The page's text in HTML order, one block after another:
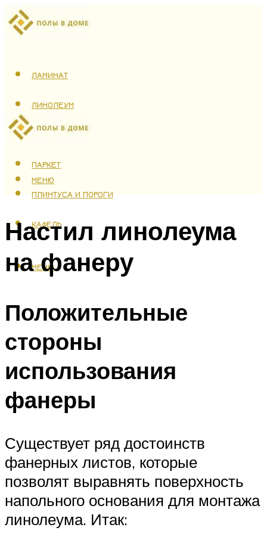
ЛАМИНАТ
ЛИНОЛЕУМ
ТЕПЛЫЙ ПОЛ
ПАРКЕТ
ПЛИНТУСА И ПОРОГИ
КАФЕЛЬ
МЕНЮ
МЕНЮ
Настил линолеума
на фанеру
Положительные
стороны
использования
фанеры
Существует ряд достоинств
фанерных листов, которые
позволят выравнять поверхность
напольного основания для монтажа
линолеума. Итак: